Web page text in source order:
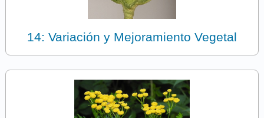
14: Variación y Mejoramiento Vegetal